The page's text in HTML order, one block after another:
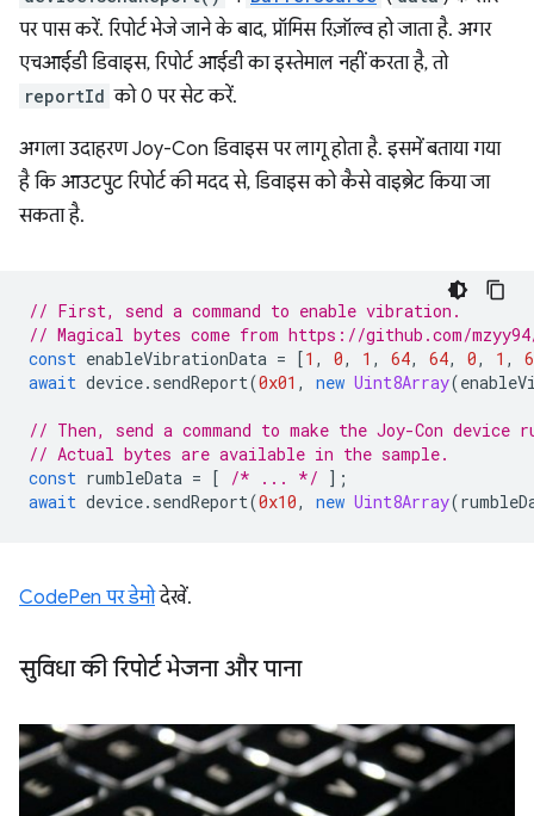
पर पास करें. रिपोर्ट भेजे जाने के बाद, प्रॉमिस रिज़ॉल्व हो जाता है. अगर
एचआईडी डिवाइस, रिपोर्ट आईडी का इस्तेमाल नहीं करता है, तो
reportId को 0 पर सेट करें.
अगला उदाहरण Joy-Con डिवाइस पर लागू होता है. इसमें बताया गया
है कि आउटपुट रिपोर्ट की मदद से, डिवाइस को कैसे वाइब्रेट किया जा
सकता है.
// First, send a command to enable vibration.
// Magical bytes come from https://github.com/
const enableVibrationData = [1 , 0, 1 , 64, 64, 0, 1 ,
await device. sendReport(0x01 , new Uint8Array(
// Then, send a command to make the Joy-Con device
// Actual bytes are available in the sample.
const rumbleData = [ /* ... */ ];
await device. sendReport(0x10, new Uint8Array(
CodePen पर डेमोदेखें.
सुविधा की रिपोर्ट भेजना और पाना